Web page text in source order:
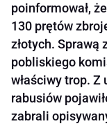
poinformował,
130 prętów
złotych.
pobliskiego
właściwy trop. Z
rabusiów
zabrali